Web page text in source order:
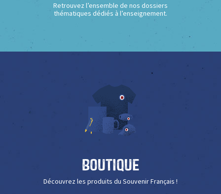
Retrouvez l’ensemble de nos dossiers
thématiques dédiés à l’enseignement.
Boutique
Découvrez les produits du Souvenir Français !